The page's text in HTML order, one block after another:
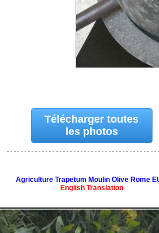
Télécharger toutes
les photos
Agriculture Trapetum Moulin Olive Rome
English Translation